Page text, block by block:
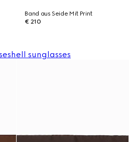
Band aus Seide Mit Print
€ 210